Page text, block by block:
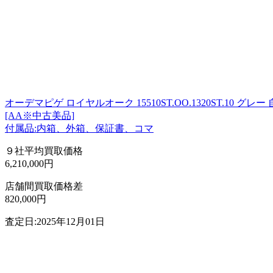
オーデマピゲ ロイヤルオーク 15510ST.OO.1320ST.10 グレー
[AA※中古美品]
付属品:内箱、外箱、保証書、コマ
９社平均買取価格
6,210,000円
店舗間買取価格差
820,000円
査定日:2025年12月01日